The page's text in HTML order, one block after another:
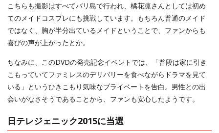
こちらも撮影はすべてバリ島で行われ、橘花凛さんとしては初め
てのメイドコスプレにも挑戦しています。もちろん普通のメイド
ではなく、胸が半分出ているメイドということで、ファンからも
喜びの声が上がったとか。
ちなみに、このDVDの発売記念イベントでは、「普段は家に引き
こもっていてファミレスのデリバリーを食べながらドラマを見て
いる」というひきこもり気味なプライベートを告白。男性との出
会いがなさそうであることから、ファンも安心したようです。
日テレジェニック2015に当選